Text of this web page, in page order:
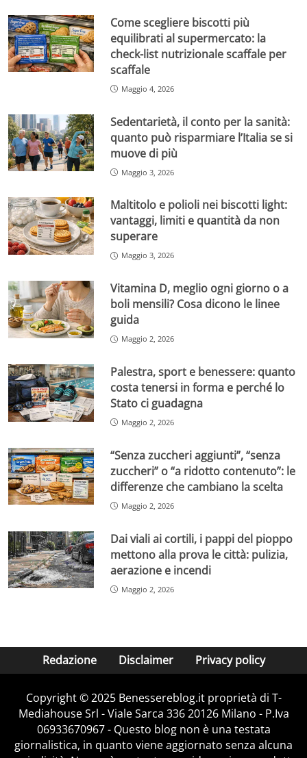
Come scegliere biscotti più
equilibrati al supermercato: la
check-list nutrizionale scaffale per
scaffale
Maggio 4, 2026
Sedentarietà, il conto per la sanità:
quanto può risparmiare l’Italia se si
muove di più
Maggio 3, 2026
Maltitolo e polioli nei biscotti light:
vantaggi, limiti e quantità da non
superare
Maggio 3, 2026
Vitamina D, meglio ogni giorno o a
boli mensili? Cosa dicono le linee
guida
Maggio 2, 2026
Palestra, sport e benessere: quanto
costa tenersi in forma e perché lo
Stato ci guadagna
Maggio 2, 2026
“Senza zuccheri aggiunti”, “senza
zuccheri” o “a ridotto contenuto”: le
differenze che cambiano la scelta
Maggio 2, 2026
Dai viali ai cortili, i pappi del pioppo
mettono alla prova le città: pulizia,
aerazione e incendi
Maggio 2, 2026
Redazione Disclaimer Privacy policy
Copyright © 2025 Benessereblog.it proprietà di T-
Mediahouse Srl - Viale Sarca 336 20126 Milano - P.Iva
06933670967 - Questo blog non è una testata
giornalistica, in quanto viene aggiornato senza alcuna